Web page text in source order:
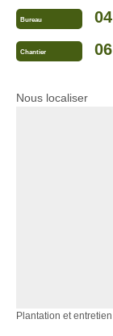
Bureau
Chantier
Nous localiser
Plantation et